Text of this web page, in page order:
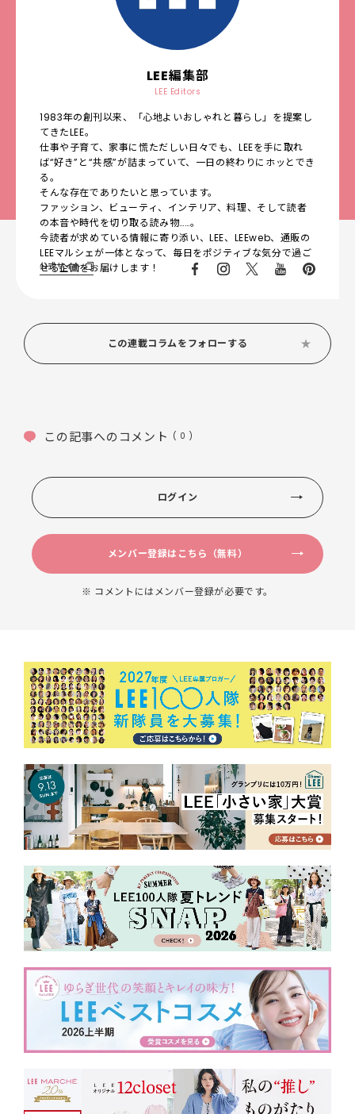
LEE編集部
LEE Editors
1983年の創刊以来、「心地よいおしゃれと暮らし」を提案し
てきたLEE。
仕事や子育て、家事に慌ただしい日々でも、LEEを手に取れ
ば“好き”と“共感”が詰まっていて、一日の終わりにホッとでき
る。
そんな存在でありたいと思っています。
ファッション、ビューティ、インテリア、料理、そして読者
の本音や時代を切り取る読み物……。
今読者が求めている情報に寄り添い、LEE、LEEweb、通販の
LEEマルシェが一体となって、毎日をポジティブな気分で過ご
せる企画をお届けします！
公式サイト
この連載コラムをフォローする
この記事へのコメント ( 0 )
ログイン
メンバー登録はこちら（無料）
※ コメントにはメンバー登録が必要です。